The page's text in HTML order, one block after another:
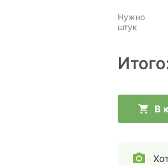
Нужно
штук
В